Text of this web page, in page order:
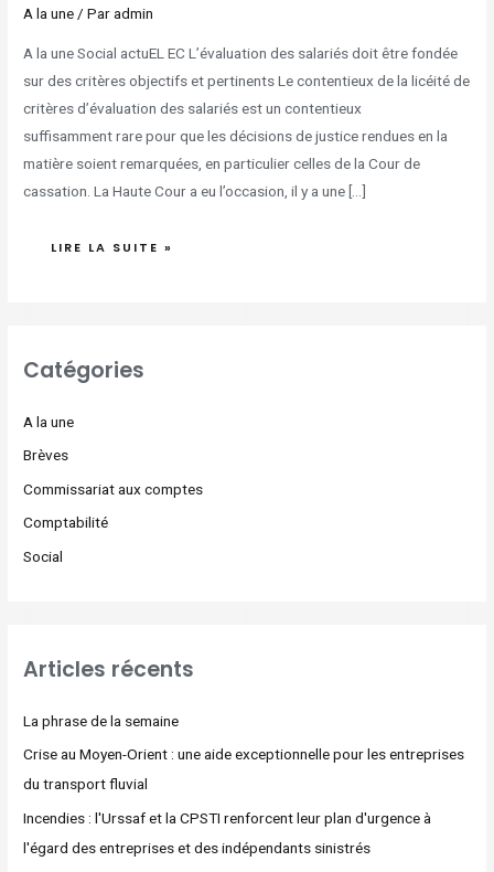
A la une/ Paradmin
A la une Social actuEL EC L’évaluation des salariés doit être fondée
sur des critères objectifs et pertinents Le contentieux de la licéité de
critères d’évaluation des salariés est un contentieux
suffisamment rare pour que les décisions de justice rendues en la
matière soient remarquées, en particulier celles de la Cour de
cassation. La Haute Cour a eu l’occasion, il y a une […]
LIRE LA SUITE »
Catégories
A la une
Brèves
Commissariat aux comptes
Comptabilité
Social
Articles récents
La phrase de la semaine
Crise au Moyen-Orient : une aide exceptionnelle pour les entreprises
du transport fluvial
Incendies : l'Urssaf et la CPSTI renforcent leur plan d'urgence à
l'égard des entreprises et des indépendants sinistrés